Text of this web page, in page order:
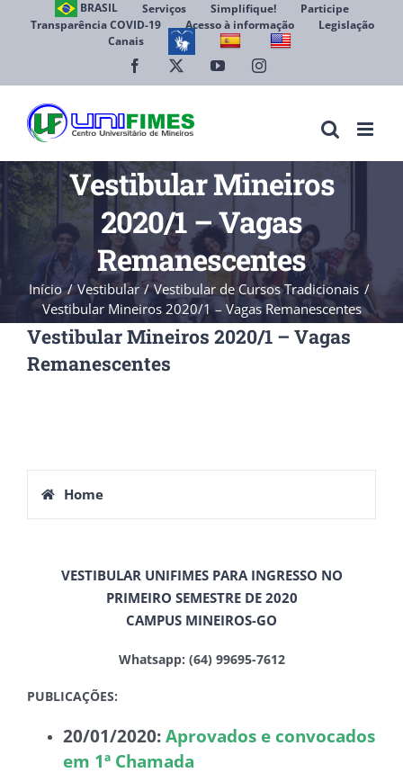
BRASIL Serviços Simplifique!
Participe
Transparência COVID-19
Acesso à informação
Legislação
Canais
Facebook YouTubeInstagram
Vestibular Mineiros
2020/1 – Vagas
Remanescentes
Início Vestibular
Vestibular de Cursos Tradicionais
Vestibular Mineiros 2020/1 – Vagas Remanescentes
Vestibular Mineiros 2020/1 – Vagas
Remanescentes
Home
VESTIBULAR UNIFIMES PARA INGRESSO NO
PRIMEIRO SEMESTRE DE 2020
CAMPUS MINEIROS-GO
Whatsapp: (64) 99695-7612
PUBLICAÇÕES:
20/01/2020: Aprovados e convocados
em 1ª Chamada